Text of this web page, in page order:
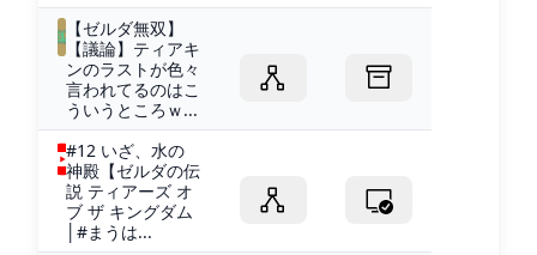
【ゼルダ無双】
【議論】ティアキ
ンのラストが色々
言われてるのはこ
ういうところｗ...
#12 いざ、水の
神殿【ゼルダの伝
説 ティアーズ オ
ブ ザ キングダム
│#まうは...